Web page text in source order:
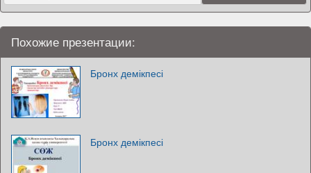
Похожие презентации:
Бронх демікпесі
Бронх демікпесі